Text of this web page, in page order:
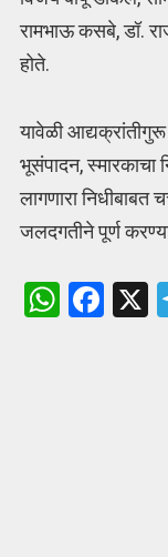
रामभाऊ कसबे, डॉ.
होते.
यावेळी
भूसंपादन, स्मारकाचा
लागणारा निधीबाबत
जलदगतीने पूर्ण
W F